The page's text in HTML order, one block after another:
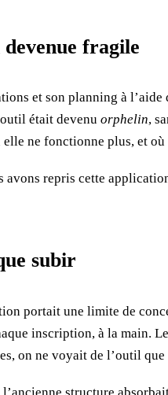
fragile
et son planning à
était devenu orphelin,
ne fonctionne plus, et
avons repris cette
subir
portait une limite de
inscription, à la main.
on ne voyait de l’outil